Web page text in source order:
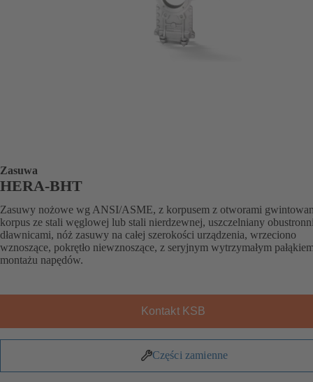
Zasuwa
HERA-BHT
Zasuwy nożowe wg ANSI/ASME, z korpusem z otworami
korpus ze stali węglowej lub stali nierdzewnej, uszczelniany
dławnicami, nóż zasuwy na całej szerokości urządzenia, wrzeciono
wznoszące, pokrętło niewznoszące, z seryjnym wytrzymałym
montażu napędów.
Kontakt KSB
Części zamienne